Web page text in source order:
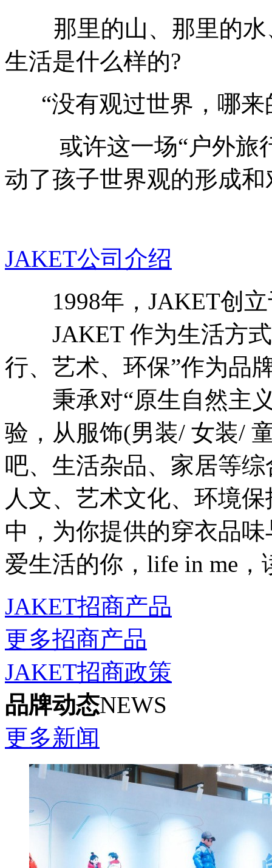
那里的山、那里的水
生活是什么样的?
“没有观过世界，哪来
或许这一场“户外旅行
动了孩子世界观的形成
JAKET公司介绍
1998年，JAKET创立
JAKET 作为生活方式
行、艺术、环保”作为品
秉承对“原生自然主义
验，从服饰(男装/ 女装/
吧、生活杂品、家居等
人文、艺术文化、环境
中，为你提供的穿衣品
爱生活的你，life in me
JAKET招商产品
更多招商产品
JAKET招商政策
品牌动态NEWS
更多新闻